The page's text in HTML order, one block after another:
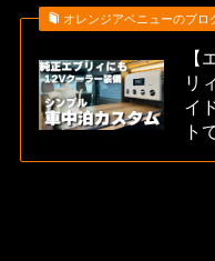
オレンジアベニューのブロ
【
リ
イ
ト